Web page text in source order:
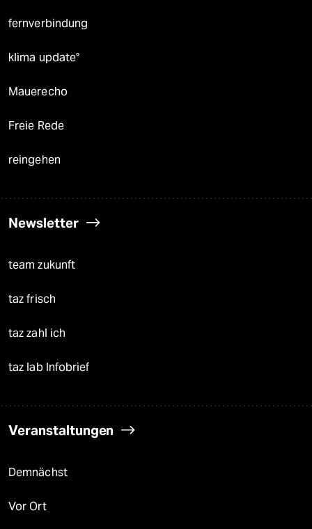
fernverbindung
klima update°
Mauerecho
Freie Rede
reingehen
Newsletter
team zukunft
taz frisch
taz zahl ich
taz lab Infobrief
Veranstaltungen
Demnächst
Vor Ort